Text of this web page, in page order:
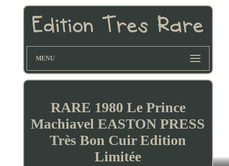
MENU
RARE 1980 Le Prince
Machiavel EASTON PRESS
Très Bon Cuir Edition
Limitée